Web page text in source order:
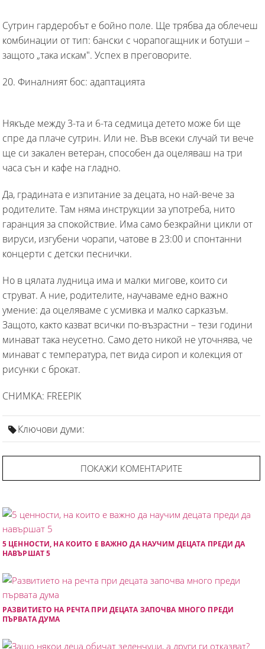
Сутрин гардеробът е бойно поле. Ще трябва да облечеш
комбинации от тип: бански с чорапогащник и ботуши –
защото „така искам". Успех в преговорите.
20. Финалният бос: адаптацията
Някъде между 3-та и 6-та седмица детето може би ще
спре да плаче сутрин. Или не. Във всеки случай ти вече
ще си закален ветеран, способен да оцеляваш на три
часа сън и кафе на гладно.
Да, градината е изпитание за децата, но най-вече за
родителите. Там няма инструкции за употреба, нито
гаранция за спокойствие. Има само безкрайни цикли от
вируси, изгубени чорапи, чатове в 23:00 и спонтанни
концерти с детски песнички.
Но в цялата лудница има и малки мигове, които си
струват. А ние, родителите, научаваме едно важно
умение: да оцеляваме с усмивка и малко сарказъм.
Защото, както казват всички по-възрастни – тези години
минават така неусетно. Само дето никой не уточнява, че
минават с температура, пет вида сироп и колекция от
рисунки с брокат.
СНИМКА: FREEPIK
Ключови думи:
ПОКАЖИ КОМЕНТАРИТЕ
5 ЦЕННОСТИ, НА КОИТО Е ВАЖНО ДА НАУЧИМ ДЕЦАТА ПРЕДИ ДА
НАВЪРШАТ 5
РАЗВИТИЕТО НА РЕЧТА ПРИ ДЕЦАТА ЗАПОЧВА МНОГО ПРЕДИ
ПЪРВАТА ДУМА